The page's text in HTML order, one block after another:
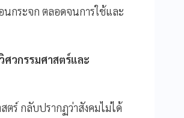
กระจก ตลอดจนการใช้และ
วกรรมศาสตร์และ
ตร์ กลับปรากฏว่าสังคมไม่ได้